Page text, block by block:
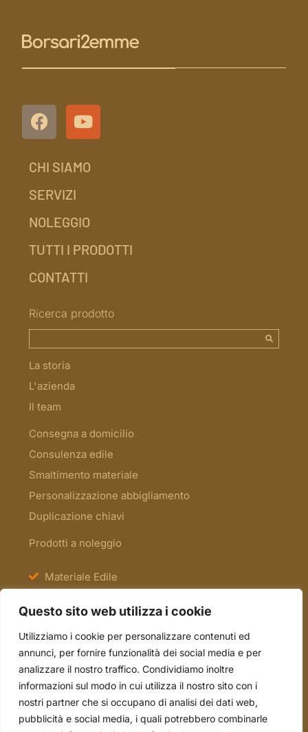
Questo sito web utilizza i cookie
Utilizziamo i cookie per personalizzare contenuti ed
annunci, per fornire funzionalità dei social media e per
analizzare il nostro traffico. Condividiamo inoltre
informazioni sul modo in cui utilizza il nostro sito con i
nostri partner che si occupano di analisi dei dati web,
pubblicità e social media, i quali potrebbero combinarle
CHI SIAMO
SERVIZI
NOLEGGIO
TUTTI I PRODOTTI
CONTATTI
Ricerca prodotto
La storia
L'azienda
Il team
Consegna a domicilio
Consulenza edile
Smaltimento materiale
Personalizzazione abbigliamento
Duplicazione chiavi
Prodotti a noleggio
Materiale Edile
Scale e Ponteggi
Occasioni
tel. 051.70.22.15
mail. info@borsari2emme.it